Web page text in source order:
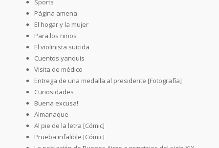
Página amena
El hogar y la mujer
Para los niños
El violinista suicida
Cuentos yanquis
Visita de médico
Entrega de una medalla al presidente [Fotografía]
Curiosidades
Buena excusa!
Almanaque
Al pie de la letra [Cómic]
Prueba infalible [Cómic]